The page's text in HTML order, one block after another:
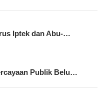
Iptek dan Abu-…
Publik Belu…